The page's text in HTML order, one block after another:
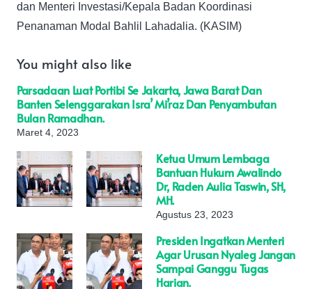
dan Menteri Investasi/Kepala Badan Koordinasi
Penanaman Modal Bahlil Lahadalia. (KASIM)
You might also like
Parsadaan Luat Portibi Se Jakarta, Jawa Barat Dan
Banten Selenggarakan Isra’ Mi’raz Dan Penyambutan
Bulan Ramadhan.
Maret 4, 2023
Ketua Umum Lembaga
Bantuan Hukum Awalindo
Dr, Raden Aulia Taswin, SH,
MH.
Agustus 23, 2023
Presiden Ingatkan Menteri
Agar Urusan Nyaleg Jangan
Sampai Ganggu Tugas
Harian.